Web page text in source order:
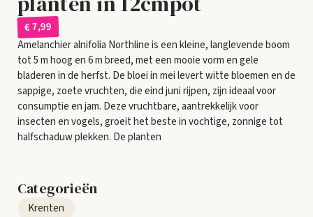
€ 7,99
Amelanchier alnifolia Northline is een kleine, langlevende boom
tot 5 m hoog en 6 m breed, met een mooie vorm en gele
bladeren in de herfst. De bloei in mei levert witte bloemen en de
sappige, zoete vruchten, die eind juni rijpen, zijn ideaal voor
consumptie en jam. Deze vruchtbare, aantrekkelijk voor
insecten en vogels, groeit het beste in vochtige, zonnige tot
halfschaduw plekken. De planten
Categorieën
Krenten